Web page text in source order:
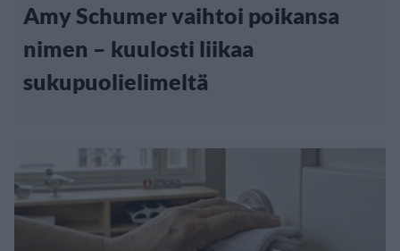
Amy Schumer vaihtoi poikansa
nimen – kuulosti liikaa
sukupuolielimeltä